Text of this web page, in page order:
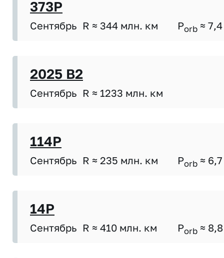
373P
Сентябрь R ≈ 344 млн. км Porb ≈ 7,4
2025 B2
Сентябрь R ≈ 1233 млн. км
114P
Сентябрь R ≈ 235 млн. км Porb ≈ 6,7
14P
Сентябрь R ≈ 410 млн. км Porb ≈ 8,8